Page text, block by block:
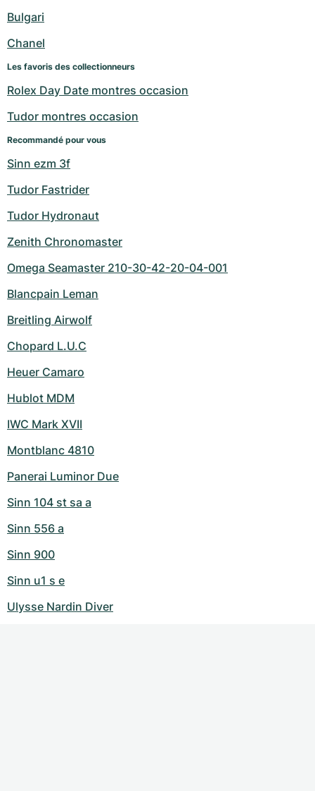
Bulgari
Chanel
Les favoris des collectionneurs
Rolex Day Date montres occasion
Tudor montres occasion
Recommandé pour vous
Sinn ezm 3f
Tudor Fastrider
Tudor Hydronaut
Zenith Chronomaster
Omega Seamaster 210-30-42-20-04-001
Blancpain Leman
Breitling Airwolf
Chopard L.U.C
Heuer Camaro
Hublot MDM
IWC Mark XVII
Montblanc 4810
Panerai Luminor Due
Sinn 104 st sa a
Sinn 556 a
Sinn 900
Sinn u1 s e
Ulysse Nardin Diver